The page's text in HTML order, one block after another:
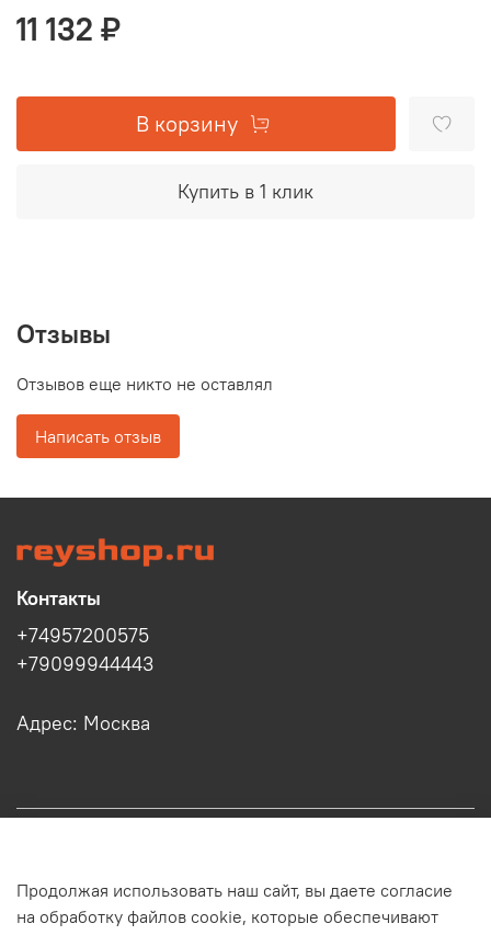
11 132 ₽
В корзину
Купить в 1 клик
Отзывы
Отзывов еще никто не оставлял
Написать отзыв
Клиенту
Контакты
+74957200575
+79099944443
Адрес: Москва
Продолжая использовать наш сайт, вы даете согласие
на обработку файлов cookie, которые обеспечивают